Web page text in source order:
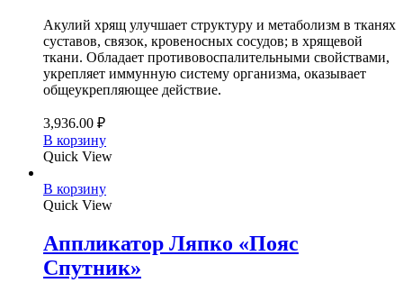
Акулий хрящ улучшает структуру и метаболизм в тканях
суставов, связок, кровеносных сосудов; в хрящевой
ткани. Обладает противовоспалительными свойствами,
укрепляет иммунную систему организма, оказывает
общеукрепляющее действие.
3,936.00 ₽
В корзину
Quick View
В корзину
Quick View
Аппликатор Ляпко «Пояс
Спутник»